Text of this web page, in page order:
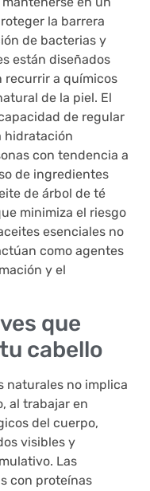
la barrera
de bacterias y
están diseñados
recurrir a químicos
de la piel. El
de regular
hidratación
con tendencia a
de ingredientes
de árbol de té
minimiza el riesgo
esenciales no
como agentes
y el
que
cabello
naturales no implica
al trabajar en
del cuerpo,
visibles y
Las
con proteínas